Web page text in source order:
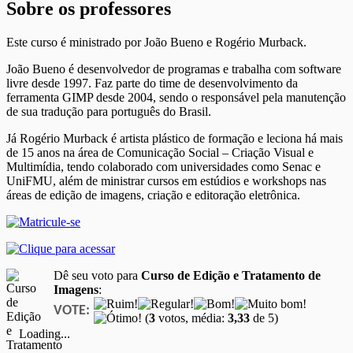
Sobre os professores
Este curso é ministrado por João Bueno e Rogério Murback.
João Bueno é desenvolvedor de programas e trabalha com software
livre desde 1997. Faz parte do time de desenvolvimento da
ferramenta GIMP desde 2004, sendo o responsável pela manutenção
de sua tradução para português do Brasil.
Já Rogério Murback é artista plástico de formação e leciona há mais
de 15 anos na área de Comunicação Social – Criação Visual e
Multimídia, tendo colaborado com universidades como Senac e
UniFMU, além de ministrar cursos em estúdios e workshops nas
áreas de edição de imagens, criação e editoração eletrônica.
Dê seu voto para Curso de Edição e Tratamento de
Imagens:
VOTE: (3 votos, média: 3,33 de 5)
Loading...